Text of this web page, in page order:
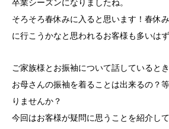
そろそろ春休みに入ると思います！春休
に行こうかなと思われるお客様も多いはず
ご家族様とお振袖について話していると
お母さんの振袖を着ることは出来るの？
りませんか？
今回はお客様が疑問に思うことを紹介し